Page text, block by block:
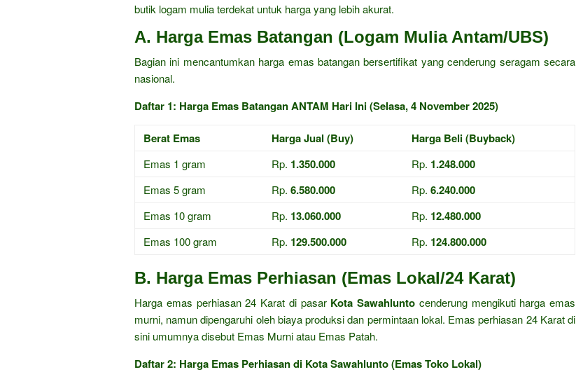
butik logam mulia terdekat untuk harga yang lebih akurat.
A. Harga Emas Batangan (Logam Mulia Antam/UBS)
Bagian ini mencantumkan harga emas batangan bersertifikat yang cenderung seragam secara
nasional.
Daftar 1: Harga Emas Batangan ANTAM Hari Ini (Selasa, 4 November 2025)
Berat Emas Harga Jual (Buy) Harga Beli (Buyback)
Emas 1 gram Rp. 1.350.000 Rp. 1.248.000
Emas 5 gram Rp. 6.580.000 Rp. 6.240.000
Emas 10 gram Rp. 13.060.000 Rp. 12.480.000
Emas 100 gram Rp. 129.500.000 Rp. 124.800.000
B. Harga Emas Perhiasan (Emas Lokal/24 Karat)
Harga emas perhiasan 24 Karat di pasar Kota Sawahlunto cenderung mengikuti harga emas
murni, namun dipengaruhi oleh biaya produksi dan permintaan lokal. Emas perhiasan 24 Karat di
sini umumnya disebut Emas Murni atau Emas Patah.
Daftar 2: Harga Emas Perhiasan di Kota Sawahlunto (Emas Toko Lokal)